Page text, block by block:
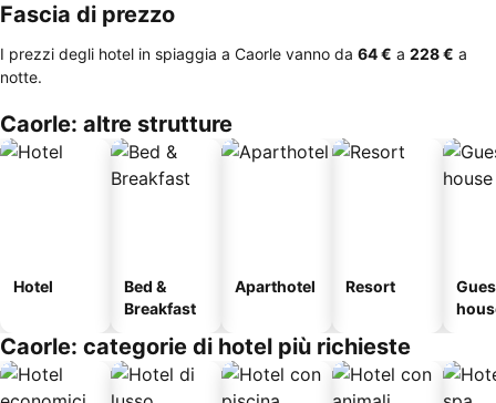
Fascia di prezzo
I prezzi degli hotel in spiaggia a Caorle vanno da ‎64 € a ‎228 € a
notte.
Caorle: altre strutture
Hotel
Bed &
Breakfast
Aparthotel Resort
Caorle: categorie di hotel più richieste